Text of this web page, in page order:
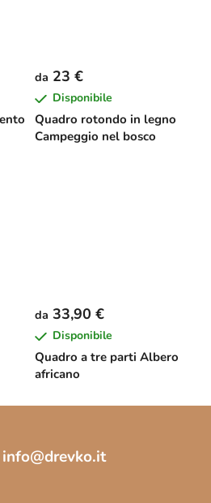
Quadro rotondo in legno
Campeggio nel bosco
da 23 €
Disponibile
Quadro a tre parti Albero
africano
da 33,90 €
Disponibile
info@drevko.it